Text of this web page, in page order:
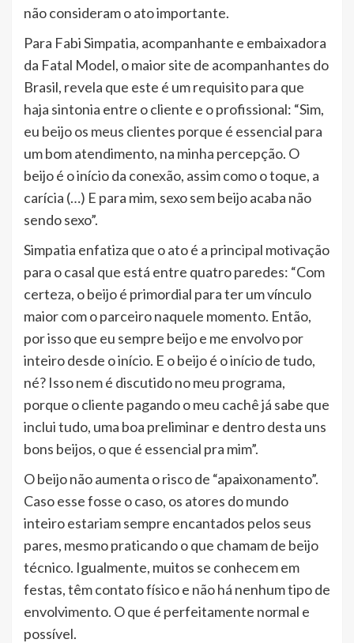
não consideram o ato importante.
Para Fabi Simpatia, acompanhante e embaixadora
da Fatal Model, o maior site de acompanhantes do
Brasil, revela que este é um requisito para que
haja sintonia entre o cliente e o profissional: “Sim,
eu beijo os meus clientes porque é essencial para
um bom atendimento, na minha percepção. O
beijo é o início da conexão, assim como o toque, a
carícia (…) E para mim, sexo sem beijo acaba não
sendo sexo”.
Simpatia enfatiza que o ato é a principal motivação
para o casal que está entre quatro paredes: “Com
certeza, o beijo é primordial para ter um vínculo
maior com o parceiro naquele momento. Então,
por isso que eu sempre beijo e me envolvo por
inteiro desde o início. E o beijo é o início de tudo,
né? Isso nem é discutido no meu programa,
porque o cliente pagando o meu cachê já sabe que
inclui tudo, uma boa preliminar e dentro desta uns
bons beijos, o que é essencial pra mim”.
O beijo não aumenta o risco de “apaixonamento”.
Caso esse fosse o caso, os atores do mundo
inteiro estariam sempre encantados pelos seus
pares, mesmo praticando o que chamam de beijo
técnico. Igualmente, muitos se conhecem em
festas, têm contato físico e não há nenhum tipo de
envolvimento. O que é perfeitamente normal e
possível.